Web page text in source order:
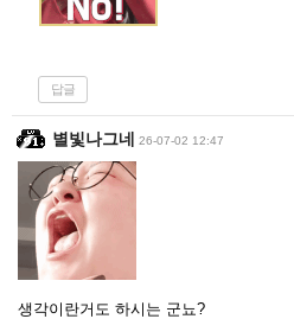
답글
별빛나그네 26-07-02 12:47
생각이란거도 하시는 군뇨?